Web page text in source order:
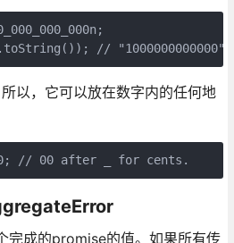
// "1000000000000"
以，它可以放在数字内的任何地
// 00 after _ for cents.
完成的promise的值。如果所有传